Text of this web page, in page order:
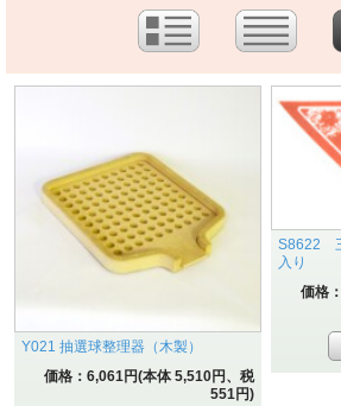
Y021 抽選球整理器（木製）
価格：6,061円(本体 5,510円、税
551円)
S8622
入り
価格